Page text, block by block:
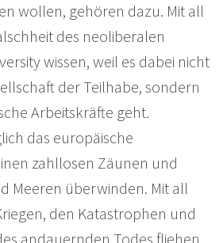
wollen, gehören dazu. Mit all
des neoliberalen
wissen, weil es dabei nicht
der Teilhabe, sondern
Arbeitskräfte geht.
das europäische
zahllosen Zäunen und
Meeren überwinden. Mit all
den Katastrophen und
andauernden Todes fliehen,